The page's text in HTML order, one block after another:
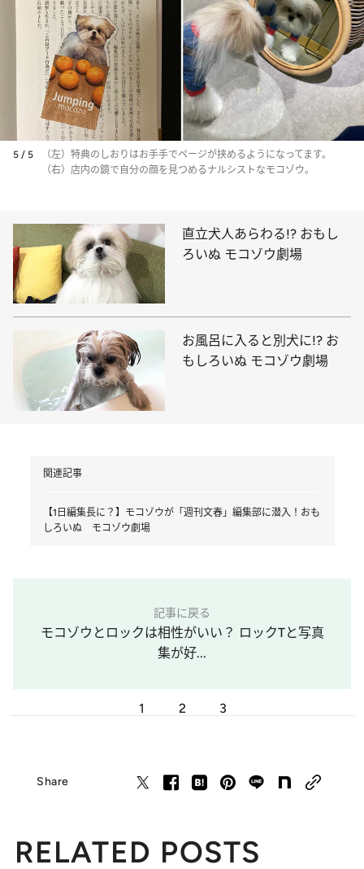
5 / 5
（左）特典のしおりはお手手でページが挟めるようになってます。
（右）店内の鏡で自分の顔を見つめるナルシストなモコゾウ。
直立犬人あらわる!? おもし
ろいぬ モコゾウ劇場
お風呂に入ると別犬に!? お
もしろいぬ モコゾウ劇場
関連記事
【1日編集長に？】モコゾウが「週刊文春」編集部に潜入！おも
しろいぬ モコゾウ劇場
記事に戻る
モコゾウとロックは相性がいい？ ロックTと写真
集が好...
1 2 3
Share
RELATED POSTS